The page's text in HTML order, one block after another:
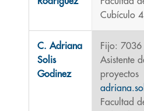
Cubículo 4
C. Adriana
Solis
Godinez
Fijo: 7036
Asistente
proyectos
Facultad